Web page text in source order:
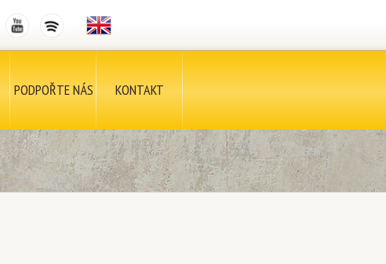
PODPOŘTE NÁS KONTAKT